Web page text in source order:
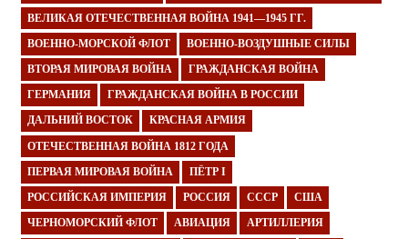
ВЕЛИКАЯ ОТЕЧЕСТВЕННАЯ ВОЙНА 1941—1945 ГГ.
ВОЕННО-МОРСКОЙ ФЛОТ ВОЕННО-ВОЗДУШНЫЕ СИЛЫ
ВТОРАЯ МИРОВАЯ ВОЙНА ГРАЖДАНСКАЯ ВОЙНА
ГЕРМАНИЯ ГРАЖДАНСКАЯ ВОЙНА В РОССИИ
ДАЛЬНИЙ ВОСТОК КРАСНАЯ АРМИЯ
ОТЕЧЕСТВЕННАЯ ВОЙНА 1812 ГОДА
ПЕРВАЯ МИРОВАЯ ВОЙНА ПЁТР I
РОССИЙСКАЯ ИМПЕРИЯ РОССИЯ СССР США
ЧЕРНОМОРСКИЙ ФЛОТ АВИАЦИЯ АРТИЛЛЕРИЯ